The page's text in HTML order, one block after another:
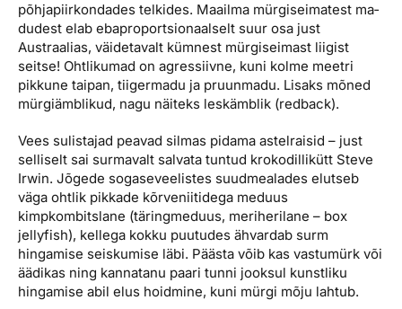
põhjapiirkondades telkides. Maailma mürgiseimatest ma­
dudest elab ebaproportsionaalselt suur osa just
Austraalias, väidetavalt kümnest mürgiseimast liigist
seitse! Ohtlikumad on agressiivne, kuni kolme meetri
pikkune taipan, tiigermadu ja pruunmadu. Lisaks mõned
mürgiämblikud, na­gu näiteks leskämblik (redback).
Vees sulistajad peavad silmas pidama astelraisid – just
selliselt sai surmavalt salvata tuntud krokodillikütt Steve
Irwin. Jõgede sogaseveelistes suudmealades elutseb
väga ohtlik pikkade kõrveniitidega ­meduus
kimpkombitslane (täringme­duus, meriherilane – box
jellyfish), kellega kok­ku puutudes ähvardab surm
hingamise seiskumise läbi. Päästa võib kas vastumürk või
äädikas ning kannatanu paari tunni jooksul kunstliku
hingamise abil elus hoidmine, kuni mürgi mõju lahtub.